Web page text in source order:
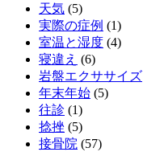
天気 (5)
実際の症例 (1)
室温と湿度 (4)
寝違え (6)
岩盤エクササイズ
年末年始 (5)
往診 (1)
捻挫 (5)
接骨院 (57)